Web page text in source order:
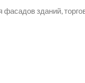
зданий,